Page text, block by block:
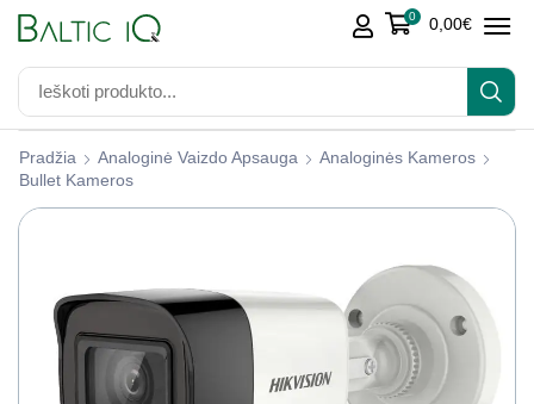
0 0,00€
Pradžia Analoginė Vaizdo Apsauga
Analoginės Kameros
Bullet Kameros